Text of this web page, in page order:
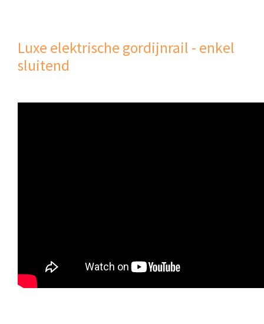
Luxe elektrische gordijnrail - enkel
sluitend